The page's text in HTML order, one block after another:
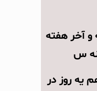
آخر هفته
س
یه روز در